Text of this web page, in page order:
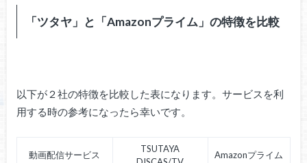
「ツタヤ」と「Amazonプライム」の特徴を比較
以下が２社の特徴を比較した表になります。サービスを利
用する時の参考になったら幸いです。
動画配信サービス
TSUTAYA
Amazonプライム